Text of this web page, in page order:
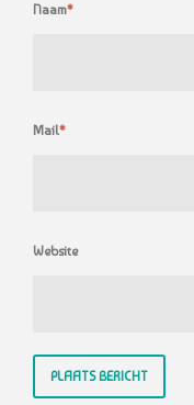
Naam*
Mail*
Website